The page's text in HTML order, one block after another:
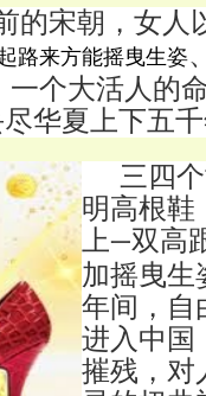
的宋朝，女人
路来方能摇曳生姿
个大活人的
华夏上下五
三四
明高根鞋
上一双高
加摇曳生
年间，自
进入中国
摧残，对